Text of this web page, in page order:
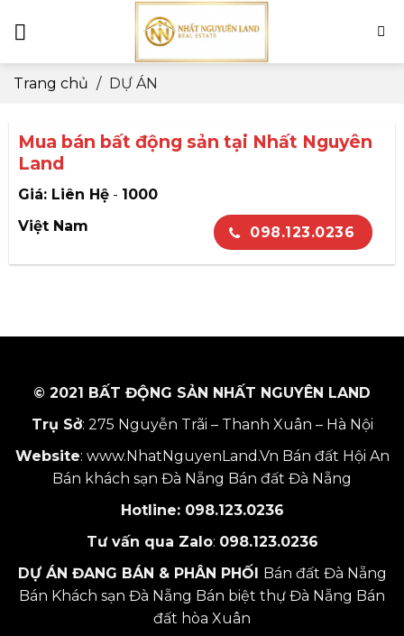
Trang chủ / DỰ ÁN
Mua bán bất động sản tại Nhất Nguyên
Land
Giá: Liên Hệ- 1000
Việt Nam
098.123.0236
© 2021 BẤT ĐỘNG SẢN NHẤT NGUYÊN LAND
Trụ Sở: 275 Nguyễn Trãi – Thanh Xuân – Hà Nội
Website: www.NhatNguyenLand.Vn Bán đất Hội An
Bán khách sạn Đà Nẵng Bán đất Đà Nẵng
Hotline: 098.123.0236
Tư vấn qua Zalo: 098.123.0236
DỰ ÁN ĐANG BÁN & PHÂN PHỐI Bán đất Đà Nẵng
Bán Khách sạn Đà Nẵng Bán biệt thự Đà Nẵng Bán
đất hòa Xuân